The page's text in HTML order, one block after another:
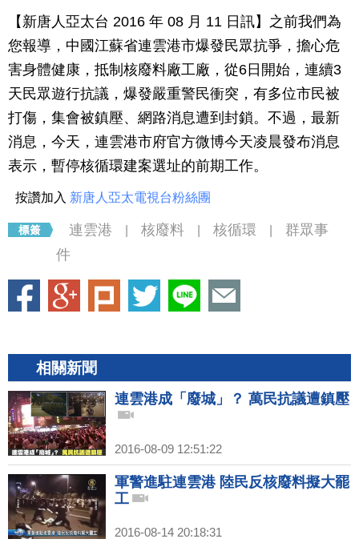
【新唐人亞太台 2016 年 08 月 11 日訊】之前我們為
您報導，中國江蘇省連雲港市爆發民眾抗爭，擔心危
害身體健康，抵制核廢料廠工廠，從6日開始，連續3
天民眾遊行抗議，爆發嚴重警民衝突，有多位市民被
打傷，集會被鎮壓、網路消息遭到封鎖。不過，最新
消息，今天，連雲港市府官方微博今天凌晨發布消息
表示，暫停核循環建案選址的前期工作。
按讚加入 新唐人亞太電視台粉絲團
連雲港 核廢料 核循環
群眾事
件
相關新聞
連雲港成「廢城」？ 萬民抗議遭鎮壓
2016-08-09 12:51:22
軍警進駐連雲港 陸民反核廢料擬大罷
工
2016-08-14 20:18:31